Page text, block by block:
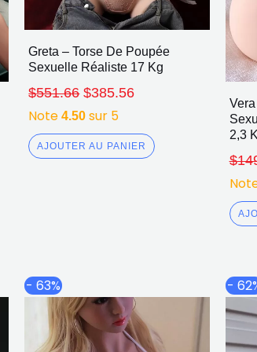
Greta – Torse De Poupée
Sexuelle Réaliste 17 Kg
$551.66 $385.56
Note4.50 sur 5
AJOUTER AU PANIER
2,3
$
- 63%
de
a
-